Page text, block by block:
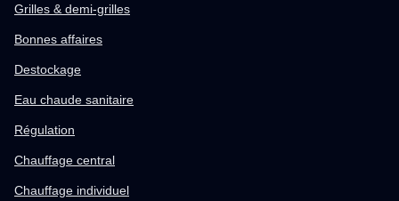
Grilles & demi-grilles
Bonnes affaires
Destockage
Eau chaude sanitaire
Régulation
Chauffage central
Chauffage individuel